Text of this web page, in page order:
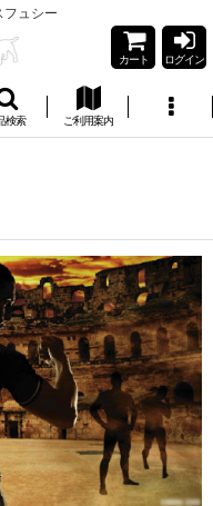
ュシー
カート ログイン
検索 ご利用案内